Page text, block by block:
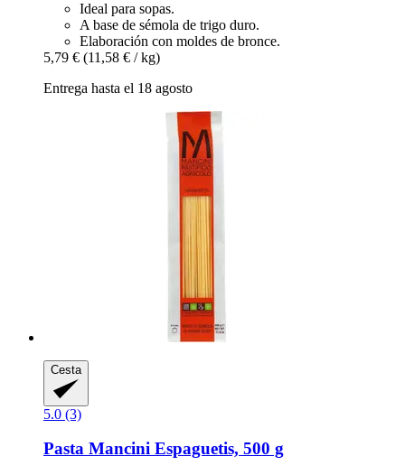
Ideal para sopas.
A base de sémola de trigo duro.
Elaboración con moldes de bronce.
5,79 € (11,58 € / kg)
Entrega hasta el 18 agosto
Cesta
5.0 (3)
Pasta Mancini Espaguetis, 500 g